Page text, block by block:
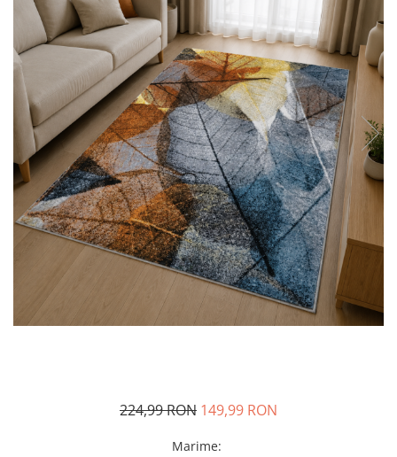
224,99 RON 149,99 RON
Marime: